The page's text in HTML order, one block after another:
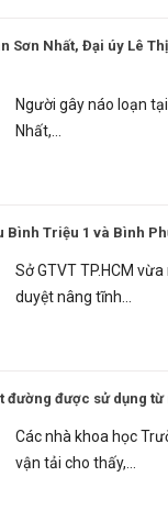
Sơn Nhất, Đại úy Lê
Người gây náo loạn
Nhất,...
Bình Triệu 1 và Bình
Sở GTVT TP.HCM
duyệt nâng tĩnh...
đường được sử dụng
Các nhà khoa học
vận tải cho thấy,...